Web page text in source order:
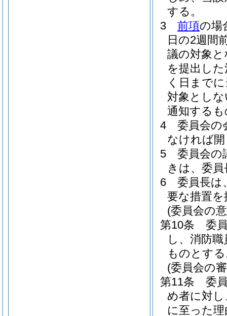
する。
3
前項の場
日の2週間
議の対象
を提出し
く日まで
対象とし
通知する
4
委員会の
なければ
5
委員会の
きは、委
6
委員長は
要な措置
(委員会の
第10条
委
し、消防
ものとす
(委員会の
第11条
委
め者に対
に至った